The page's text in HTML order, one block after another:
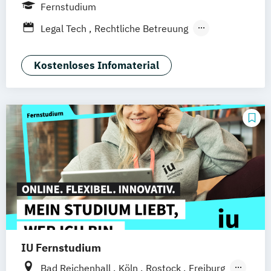
Nürnberg
Fernstudium
Legal Tech
Rechtliche Betreuung
Kostenloses Infomaterial
IU Fernstudium
Bad Reichenhall Köln Rostock
Freiburg